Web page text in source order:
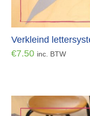
Verkleind
€7.50 inc. BTW